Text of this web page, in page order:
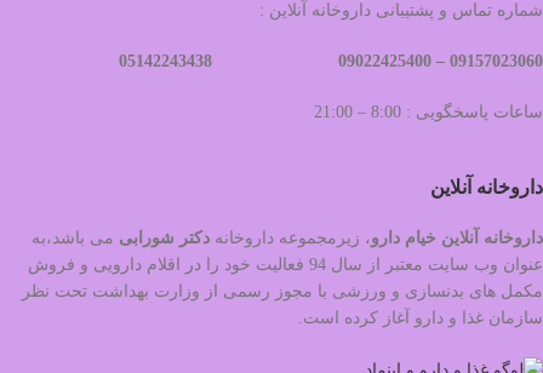
شماره تماس و پشتیبانی داروخانه آنلاین :
09157023060 –
ساعات پاسخگویی : 8:00 – 21:00
داروخانه آنلاین
داروخانه آنلاین خیام دارو، زیرمجموعه داروخانه دکتر شورابی می باشد،به
عنوان وب سایت معتبر از سال 94 فعالیت خود را در اقلام دارویی و فروش
مکمل های بدنسازی و ورزشی با مجوز رسمی از وزارت بهداشت تحت نظر
سازمان غذا و دارو آغاز کرده است.